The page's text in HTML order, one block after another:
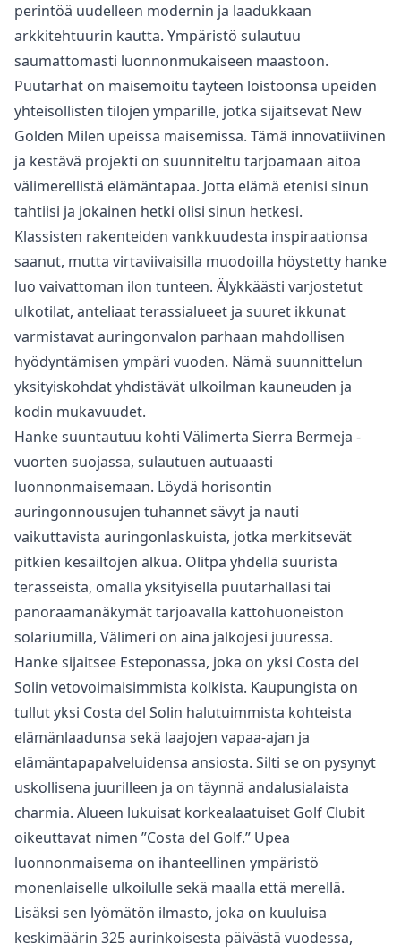
perintöä uudelleen modernin ja laadukkaan
arkkitehtuurin kautta. Ympäristö sulautuu
saumattomasti luonnonmukaiseen maastoon.
Puutarhat on maisemoitu täyteen loistoonsa upeiden
yhteisöllisten tilojen ympärille, jotka sijaitsevat New
Golden Milen upeissa maisemissa. Tämä innovatiivinen
ja kestävä projekti on suunniteltu tarjoamaan aitoa
välimerellistä elämäntapaa. Jotta elämä etenisi sinun
tahtiisi ja jokainen hetki olisi sinun hetkesi.
Klassisten rakenteiden vankkuudesta inspiraationsa
saanut, mutta virtaviivaisilla muodoilla höystetty hanke
luo vaivattoman ilon tunteen. Älykkäästi varjostetut
ulkotilat, anteliaat terassialueet ja suuret ikkunat
varmistavat auringonvalon parhaan mahdollisen
hyödyntämisen ympäri vuoden. Nämä suunnittelun
yksityiskohdat yhdistävät ulkoilman kauneuden ja
kodin mukavuudet.
Hanke suuntautuu kohti Välimerta Sierra Bermeja -
vuorten suojassa, sulautuen autuaasti
luonnonmaisemaan. Löydä horisontin
auringonnousujen tuhannet sävyt ja nauti
vaikuttavista auringonlaskuista, jotka merkitsevät
pitkien kesäiltojen alkua. Olitpa yhdellä suurista
terasseista, omalla yksityisellä puutarhallasi tai
panoraamanäkymät tarjoavalla kattohuoneiston
solariumilla, Välimeri on aina jalkojesi juuressa.
Hanke sijaitsee Esteponassa, joka on yksi Costa del
Solin vetovoimaisimmista kolkista. Kaupungista on
tullut yksi Costa del Solin halutuimmista kohteista
elämänlaadunsa sekä laajojen vapaa-ajan ja
elämäntapapalveluidensa ansiosta. Silti se on pysynyt
uskollisena juurilleen ja on täynnä andalusialaista
charmia. Alueen lukuisat korkealaatuiset Golf Clubit
oikeuttavat nimen ”Costa del Golf.” Upea
luonnonmaisema on ihanteellinen ympäristö
monenlaiselle ulkoilulle sekä maalla että merellä.
Lisäksi sen lyömätön ilmasto, joka on kuuluisa
keskimäärin 325 aurinkoisesta päivästä vuodessa,